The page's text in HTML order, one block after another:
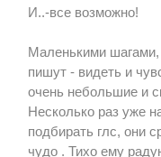
И..-все возможно!
Маленькими шагами,
пишут - видеть и
очень небольшие и
Несколько раз уже
подбирать глс, они
чудо . Тихо ему